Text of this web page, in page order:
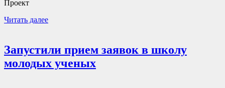
Проект
Читать далее
Запустили прием заявок в школу
молодых ученых